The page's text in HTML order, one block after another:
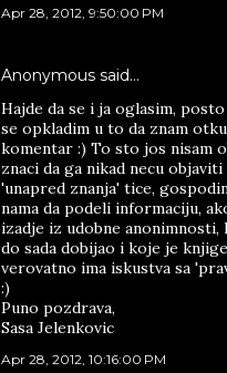
Apr 28, 2012, 9:50:00 PM
Anonymous said…
Hajde da se i ja oglasim,
se opkladim u to da znam
komentar :) To sto jos nisam
znaci da ga nikad necu
'unapred znanja' tice,
nama da podeli informaciju,
izadje iz udobne
do sada dobijao i koje je
verovatno ima iskustva sa
:)
Puno pozdrava,
Sasa Jelenkovic
Apr 28, 2012, 10:16:00 PM